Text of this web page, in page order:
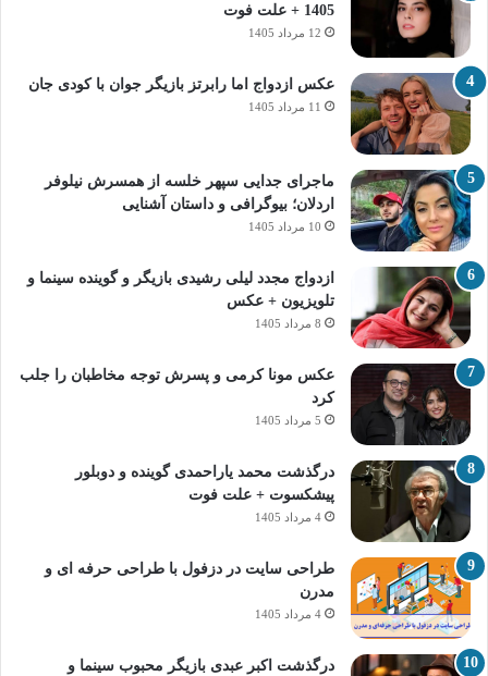
1405 + علت فوت
12 مرداد 1405
عکس ازدواج اما رابرتز بازیگر جوان با کودی جان
11 مرداد 1405
ماجرای جدایی سپهر خلسه از همسرش نیلوفر
اردلان؛ بیوگرافی و داستان آشنایی
10 مرداد 1405
ازدواج مجدد لیلی رشیدی بازیگر و گوینده سینما و
تلویزیون + عکس
8 مرداد 1405
عکس مونا کرمی و پسرش توجه مخاطبان را جلب
کرد
5 مرداد 1405
درگذشت محمد یاراحمدی گوینده و دوبلور
پیشکسوت + علت فوت
4 مرداد 1405
طراحی سایت در دزفول با طراحی حرفه‌ ای و
مدرن
4 مرداد 1405
درگذشت اکبر عبدی بازیگر محبوب سینما و